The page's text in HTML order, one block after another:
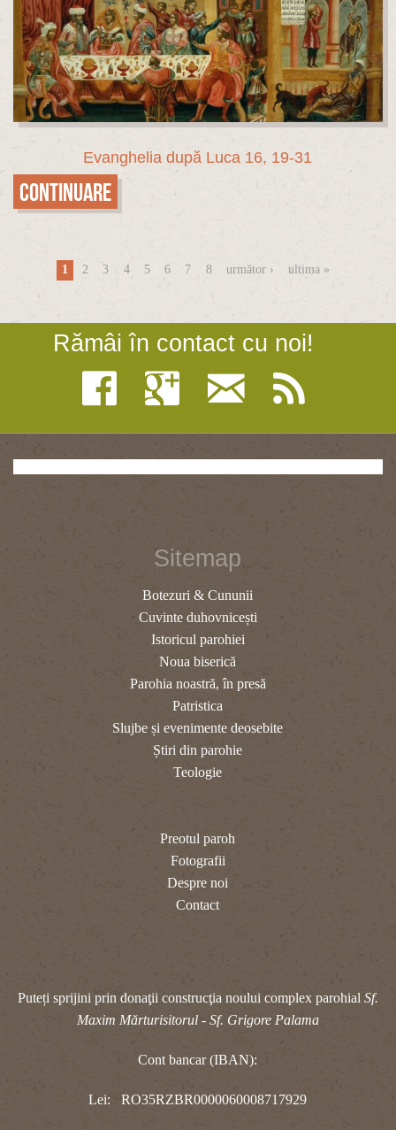
Evanghelia după Luca 16, 19-31
Continuare
Pagini
1 2 3 4 5 6 7 8 următor › ultima »
Rămâi în contact cu noi!
Sitemap
Botezuri & Cununii
Cuvinte duhovnicești
Istoricul parohiei
Noua biserică
Parohia noastră, în presă
Patristica
Slujbe și evenimente deosebite
Știri din parohie
Teologie
Preotul paroh
Fotografii
Despre noi
Contact
Puteți sprijini prin donaţii construcţia noului complex parohial Sf.
Maxim Mărturisitorul - Sf. Grigore Palama
Cont bancar (IBAN):
Lei: RO35RZBR0000060008717929